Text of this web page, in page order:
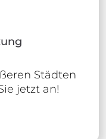
Städten
jetzt an!